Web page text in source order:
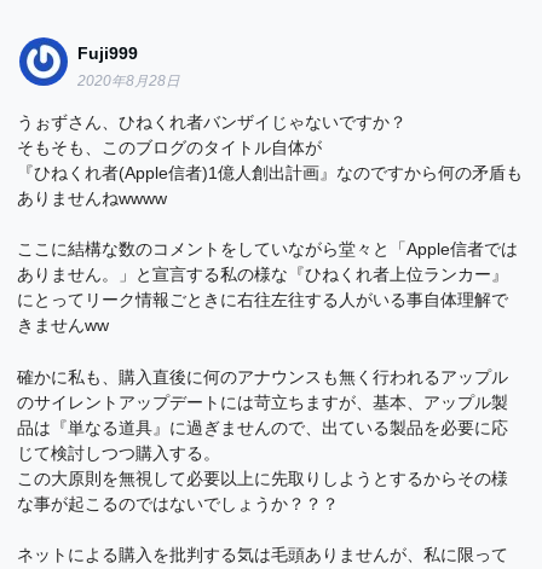
Fuji999
2020年8月28日
うぉずさん、ひねくれ者バンザイじゃないですか？
そもそも、このブログのタイトル自体が
『ひねくれ者(Apple信者)1億人創出計画』なのですから何の矛盾も
ありませんねwwww
ここに結構な数のコメントをしていながら堂々と「Apple信者では
ありません。」と宣言する私の様な『ひねくれ者上位ランカー』
にとってリーク情報ごときに右往左往する人がいる事自体理解で
きませんww
確かに私も、購入直後に何のアナウンスも無く行われるアップル
のサイレントアップデートには苛立ちますが、基本、アップル製
品は『単なる道具』に過ぎませんので、出ている製品を必要に応
じて検討しつつ購入する。
この大原則を無視して必要以上に先取りしようとするからその様
な事が起こるのではないでしょうか？？？
ネットによる購入を批判する気は毛頭ありませんが、私に限って